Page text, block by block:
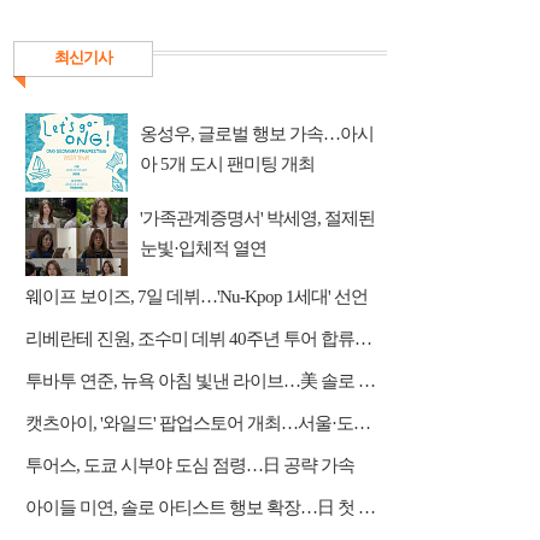
최신기사
옹성우, 글로벌 행보 가속…아시
아 5개 도시 팬미팅 개최
'가족관계증명서' 박세영, 절제된
눈빛·입체적 열연
웨이프 보이즈, 7일 데뷔…'Nu-Kpop 1세대' 선언
리베란테 진원, 조수미 데뷔 40주년 투어 합류…듀엣·아리아 가창
투바투 연준, 뉴욕 아침 빛낸 라이브…美 솔로 활동 포문
캣츠아이, '와일드' 팝업스토어 개최…서울·도쿄서 팬 소통
투어스, 도쿄 시부야 도심 점령…日 공략 가속
아이들 미연, 솔로 아티스트 행보 확장…日 첫 디싱 발매 예고